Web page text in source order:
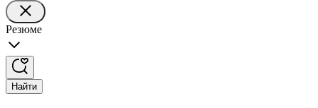
Резюме
Найти